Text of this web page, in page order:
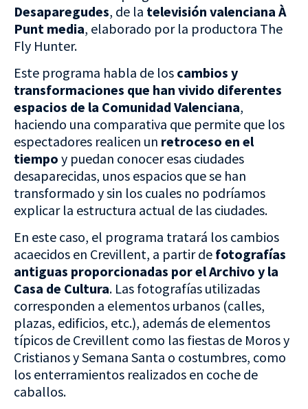
Desaparegudes, de la televisión valenciana À
Punt media, elaborado por la productora The
Fly Hunter.
Este programa habla de los cambios y
transformaciones que han vivido diferentes
espacios de la Comunidad Valenciana,
haciendo una comparativa que permite que los
espectadores realicen un retroceso en el
tiempo y puedan conocer esas ciudades
desaparecidas, unos espacios que se han
transformado y sin los cuales no podríamos
explicar la estructura actual de las ciudades.
En este caso, el programa tratará los cambios
acaecidos en Crevillent, a partir de fotografías
antiguas proporcionadas por el Archivo y la
Casa de Cultura. Las fotografías utilizadas
corresponden a elementos urbanos (calles,
plazas, edificios, etc.), además de elementos
típicos de Crevillent como las fiestas de Moros y
Cristianos y Semana Santa o costumbres, como
los enterramientos realizados en coche de
caballos.